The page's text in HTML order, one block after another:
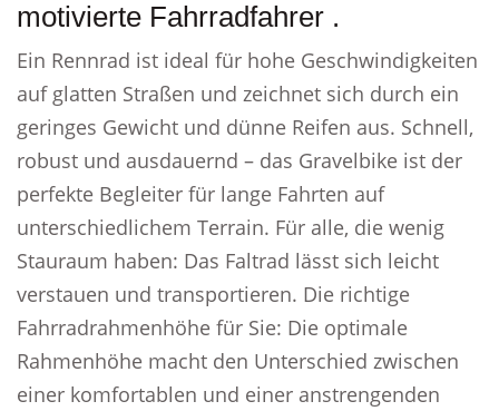
motivierte Fahrradfahrer .
Ein Rennrad ist ideal für hohe Geschwindigkeiten
auf glatten Straßen und zeichnet sich durch ein
geringes Gewicht und dünne Reifen aus. Schnell,
robust und ausdauernd – das Gravelbike ist der
perfekte Begleiter für lange Fahrten auf
unterschiedlichem Terrain. Für alle, die wenig
Stauraum haben: Das Faltrad lässt sich leicht
verstauen und transportieren. Die richtige
Fahrradrahmenhöhe für Sie: Die optimale
Rahmenhöhe macht den Unterschied zwischen
einer komfortablen und einer anstrengenden